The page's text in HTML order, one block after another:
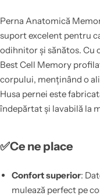
Perna Anatomică
suport excelent pentru
odihnitor și sănătos. Cu
Best Cell Memory
corpului, menținând o
Husa pernei este
îndepărtat și lavabilă la
✅Ce ne place
Confort superior:
mulează perfect pe